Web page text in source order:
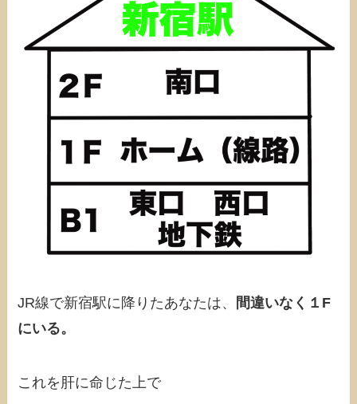
JR線で新宿駅に降りたあなたは、
間違いなく１F
にいる。
これを肝に命じた上で